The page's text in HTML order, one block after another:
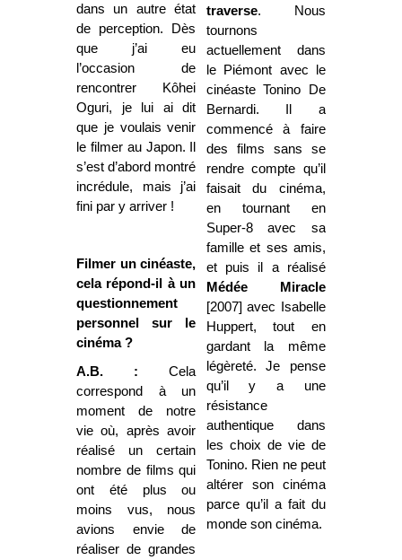
dans un autre état
de perception. Dès
que j’ai eu
l’occasion de
rencontrer Kôhei
Oguri, je lui ai dit
que je voulais venir
le filmer au Japon. Il
s’est d’abord montré
incrédule, mais j’ai
fini par y arriver !
Filmer un cinéaste,
cela répond-il à un
questionnement
personnel sur le
cinéma ?
A.B. : Cela
correspond à un
moment de notre
vie où, après avoir
réalisé un certain
nombre de films qui
ont été plus ou
moins vus, nous
avions envie de
réaliser de grandes
traverse. Nous
tournons
actuellement dans
le Piémont avec le
cinéaste Tonino De
Bernardi. Il a
commencé à faire
des films sans se
rendre compte qu’il
faisait du cinéma,
en tournant en
Super-8 avec sa
famille et ses amis,
et puis il a réalisé
Médée Miracle
[2007] avec Isabelle
Huppert, tout en
gardant la même
légèreté. Je pense
qu’il y a une
résistance
authentique dans
les choix de vie de
Tonino. Rien ne peut
altérer son cinéma
parce qu’il a fait du
monde son cinéma.